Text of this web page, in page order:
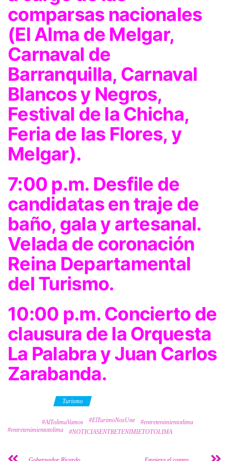
comparsas nacionales
(El Alma de Melgar,
Carnaval de
Barranquilla, Carnaval
Blancos y Negros,
Festival de la Chicha,
Feria de las Flores, y
Melgar).
7:00 p.m. Desfile de
candidatas en traje de
baño, gala y artesanal.
Velada de coronación
Reina Departamental
del Turismo.
10:00 p.m. Concierto de
clausura de la Orquesta
La Palabra y Juan Carlos
Zarabanda.
Turismo
#AlTolimaVamos #ElTurimoNosUne
#entretenimientotlima
#entretenimientotolima
#NOTICIASENTRETENIMIETOTOLIMA